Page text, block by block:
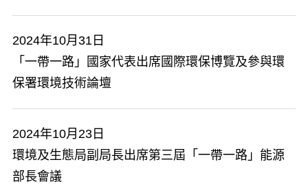
2024年10月31日
「一帶一路」國家代表出席國際環保博覽及參與環
保署環境技術論壇
2024年10月23日
環境及生態局副局長出席第三屆「一帶一路」能源
部長會議